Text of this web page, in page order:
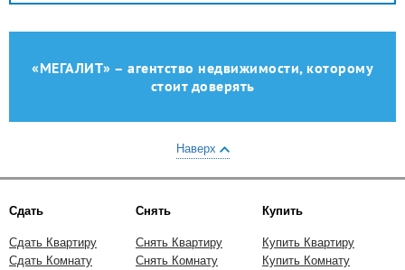
«МЕГАЛИТ» – агентство недвижимости, которому
стоит доверять
Наверх
Сдать
Сдать Квартиру
Сдать Комнату
Снять
Снять Квартиру
Снять Комнату
Купить
Купить Квартиру
Купить Комнату